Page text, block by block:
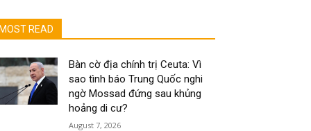
MOST READ
Bàn cờ địa chính trị Ceuta: Vì
sao tình báo Trung Quốc nghi
ngờ Mossad đứng sau khủng
hoảng di cư?
August 7, 2026